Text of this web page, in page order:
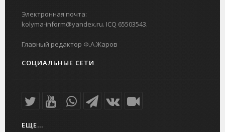
Электронная почта:
kolyma-inform@yandex.ru. ICQ 65503543.
Главный редактор Ф.А.Жаров
СОЦИАЛЬНЫЕ СЕТИ
ЕЩЕ...